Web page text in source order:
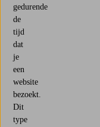
gedurende
de
tijd
dat
je
een
website
bezoekt.
Dit
type